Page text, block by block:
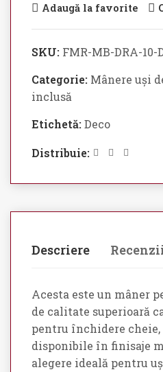
Adaugă la favorite
SKU: FMR-MB-DRA-10-
Categorie: Mânere uși
inclusă
Etichetă:Deco
Distribuie:
Descriere
Acesta este un mâner
de calitate superioară
pentru închidere
disponibile în finisaje
alegere ideală pentru